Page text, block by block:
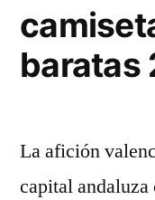
baratas
La afición
capital